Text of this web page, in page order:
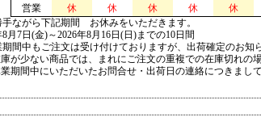
営業
休 休 休 休 休
手ながら下記期間 お休みをいただきます。
8月7日(金)～2026年8月16日(日)までの10日間
期間中もご注文は受け付けておりますが、出荷確定のお知
が少ない商品では、まれにご注文の重複での在庫切れの
期間中にいただいたお問合せ・出荷日の連絡につきまし